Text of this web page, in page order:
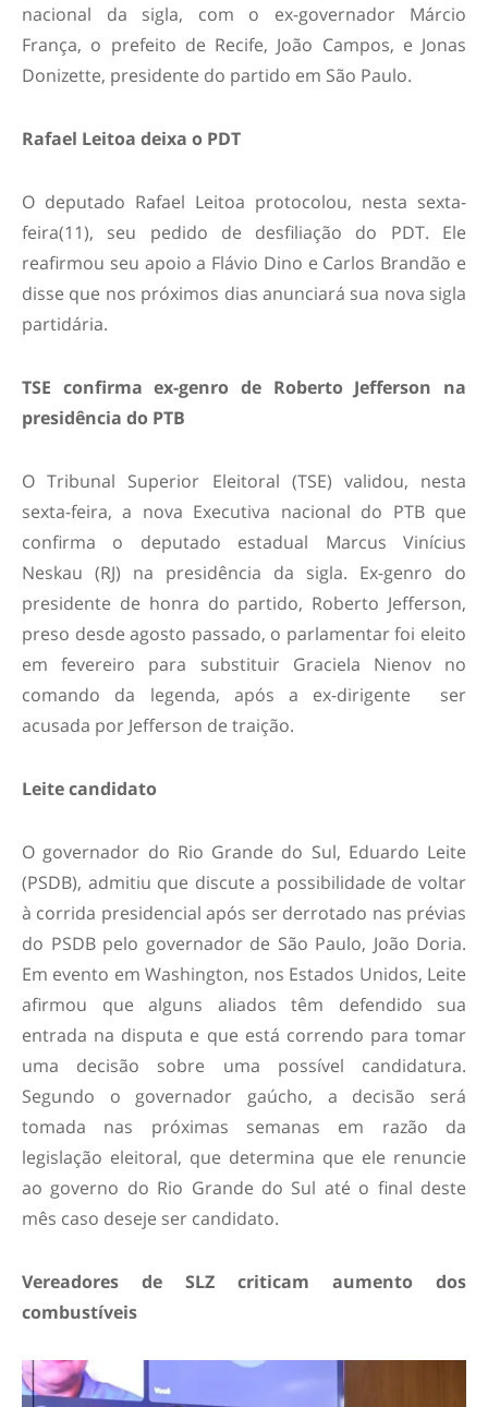
nacional da sigla, com o ex-governador Márcio
França, o prefeito de Recife, João Campos, e Jonas
Donizette, presidente do partido em São Paulo.
Rafael Leitoa deixa o PDT
O deputado Rafael Leitoa protocolou, nesta sexta-
feira(11), seu pedido de desfiliação do PDT. Ele
reafirmou seu apoio a Flávio Dino e Carlos Brandão e
disse que nos próximos dias anunciará sua nova sigla
partidária.
TSE confirma ex-genro de Roberto Jefferson na
presidência do PTB
O Tribunal Superior Eleitoral (TSE) validou, nesta
sexta-feira, a nova Executiva nacional do PTB que
confirma o deputado estadual Marcus Vinícius
Neskau (RJ) na presidência da sigla. Ex-genro do
presidente de honra do partido, Roberto Jefferson,
preso desde agosto passado, o parlamentar foi eleito
em fevereiro para substituir Graciela Nienov no
comando da legenda, após a ex-dirigente ser
acusada por Jefferson de traição.
Leite candidato
O governador do Rio Grande do Sul, Eduardo Leite
(PSDB), admitiu que discute a possibilidade de voltar
à corrida presidencial após ser derrotado nas prévias
do PSDB pelo governador de São Paulo, João Doria.
Em evento em Washington, nos Estados Unidos, Leite
afirmou que alguns aliados têm defendido sua
entrada na disputa e que está correndo para tomar
uma decisão sobre uma possível candidatura.
Segundo o governador gaúcho, a decisão será
tomada nas próximas semanas em razão da
legislação eleitoral, que determina que ele renuncie
ao governo do Rio Grande do Sul até o final deste
mês caso deseje ser candidato.
Vereadores de SLZ criticam aumento dos
combustíveis